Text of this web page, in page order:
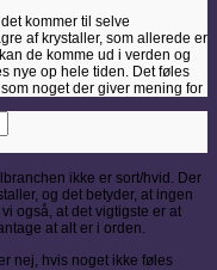
kommer til selve
af krystaller, som allerede er
de komme ud i verden og
nye op hele tiden. Det føles
noget der giver mening for
ikke er sort/hvid. Der
og det betyder, at ingen
også, at det vigtigste er at
at alt er i orden.
nej, hvis noget ikke føles